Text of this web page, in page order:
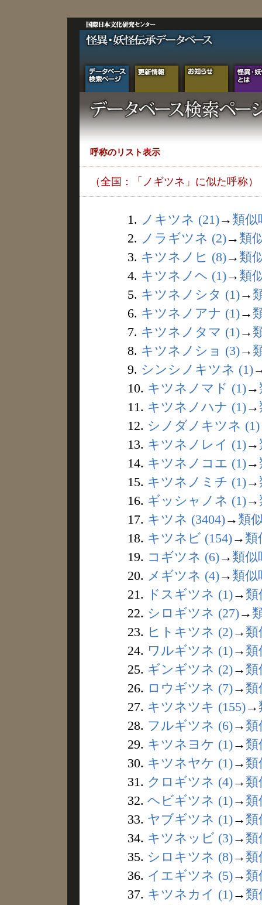
呼称のリスト表示
（全国：「ノギツネ」に似た呼称）
1. ノキツネ (21)→ 類似
2. ノラギツネ (2)→ 類
3. キツネノヒ (8)→ 類
4. キツネノヘ (1)→ 類
5. キツネノシタ (1)→
6. キツネノアナ (1)→
7. キツネノタマ (1)→
8. キツネノショ (3)→
9. シンシノキツネ (1)
10. キツネノマド (1)→
11. キツネノハナ (1)→
12. シノダノキツネ (1)
13. キツネノレイ (1)→
14. キツネノコエ (1)→
15. キツネノミチ (1)→
16. ギッシャノネ (1)→
17. キツネ (3404)→ 類
18. キツネビ (154)→ 類
19. コギツネ (6)→ 類似
20. メギツネ (4)→ 類似
21.
ドスギツネ (1)→ 類
22. シロギツネ (27)→
23. ヒトキツネ (2)→ 類
24. ワルギツネ (1)→ 類
25. ギンギツネ (2)→ 類
26. ロウギツネ (7)→ 類
27. キツネツキ (155)→
28. フルギツネ (6)→ 類
29. キツネヨケ (1)→ 類
30. キツネヤケ (1)→ 類
31. クロギツネ (4)→ 類
32. ヘビギツネ (1)→ 類
33. ヤブギツネ (1)→ 類
34. キツネッビ (3)→ 類
35. シロキツネ (8)→ 類
36. イエギツネ (5)→ 類
37. キツネカイ (1)→ 類